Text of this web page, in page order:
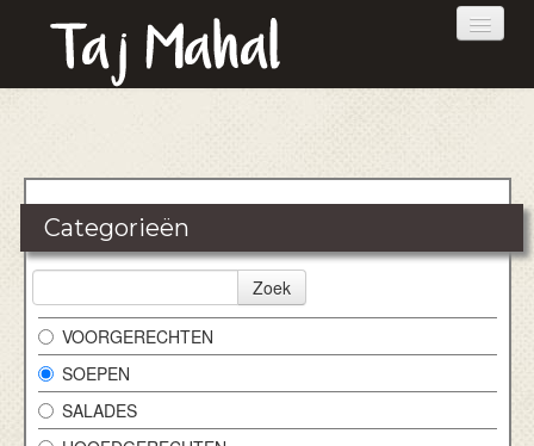
BESTELLEN
MENU
LOGIN
CONTACT
Categorieën
Zoek
VOORGERECHTEN
SOEPEN
SALADES